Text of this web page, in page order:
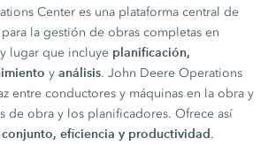
Center es una plataforma central de
la gestión de obras completas en
lugar que incluye planificación,
yanálisis. John Deere Operations
entre conductores y máquinas en la obra y
de obra y los planificadores. Ofrece así
eficiencia y productividad.